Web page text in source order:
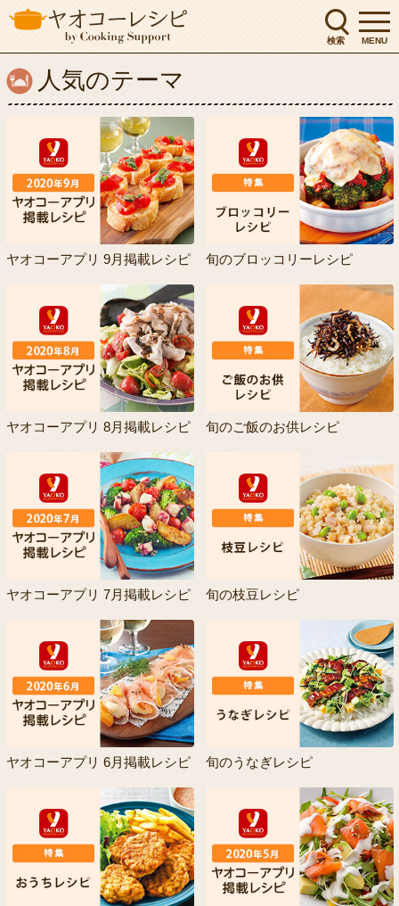
検索 MENU
人気のテーマ
ヤオコーアプリ 9月掲載レシピ 旬のブロッコリーレシピ
ヤオコーアプリ 8月掲載レシピ 旬のご飯のお供レシピ
ヤオコーアプリ 7月掲載レシピ 旬の枝豆レシピ
ヤオコーアプリ 6月掲載レシピ 旬のうなぎレシピ